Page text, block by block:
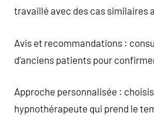
travaillé avec des cas similaires
Avis et recommandations :
d’anciens patients pour
Approche personnalisée :
hypnothérapeute qui prend le